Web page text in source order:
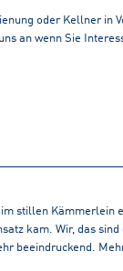
oder Kellner in
an wenn Sie
stillen Kämmerlein
kam. Wir, das
beeindruckend.